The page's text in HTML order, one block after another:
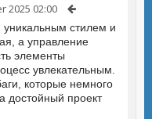
2025 02:00
уникальным стилем и
а управление
элементы
увлекательным.
которые немного
достойный проект